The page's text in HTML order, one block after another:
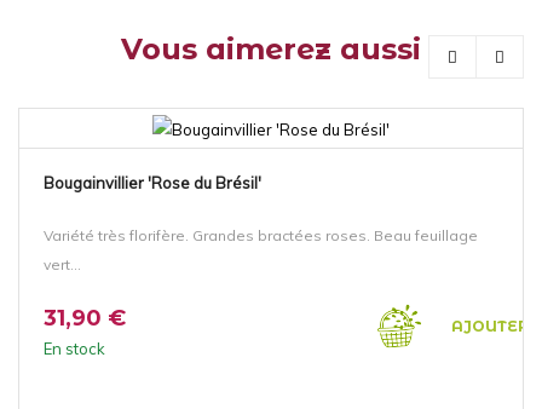
Vous aimerez aussi
Bougainvillier 'Rose du Brésil'
Variété très florifère. Grandes bractées roses. Beau feuillage
vert...
31,90 € AJOUTER
En stock